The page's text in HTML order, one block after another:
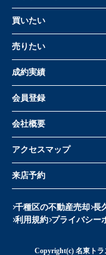
買いたい
売りたい
成約実績
会員登録
会社概要
アクセスマップ
来店予約
千種区の不動産売却 長
利用規約 プライバシー
Copyright(c) 名東トラ